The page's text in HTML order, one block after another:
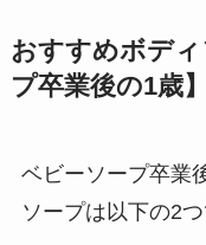
おすすめボデ
プ卒業後の1歳】
ベビーソープ卒業
ソープは以下の2つ